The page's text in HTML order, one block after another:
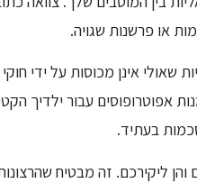
או פרשנות שגויה.
שאולי אינן מכוסות על ידי
אפוטרופוסים עבור ילדיך
בעתיד.
ליקירכם. זה מבטיח